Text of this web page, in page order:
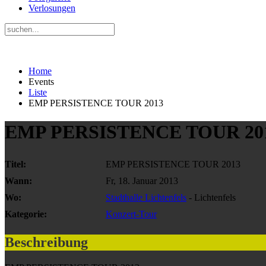
Verlosungen
Home
Events
Liste
EMP PERSISTENCE TOUR 2013
EMP PERSISTENCE TOUR
Titel:
EMP PERSISTENCE TOUR 2013
Wann:
Fr, 18. Januar 2013
Wo:
Stadthalle Lichtenfels - Lichtenfels
Kategorie:
Konzert-Tour
Beschreibung